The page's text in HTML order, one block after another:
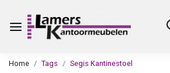
Home Tags Segis Kantinestoel